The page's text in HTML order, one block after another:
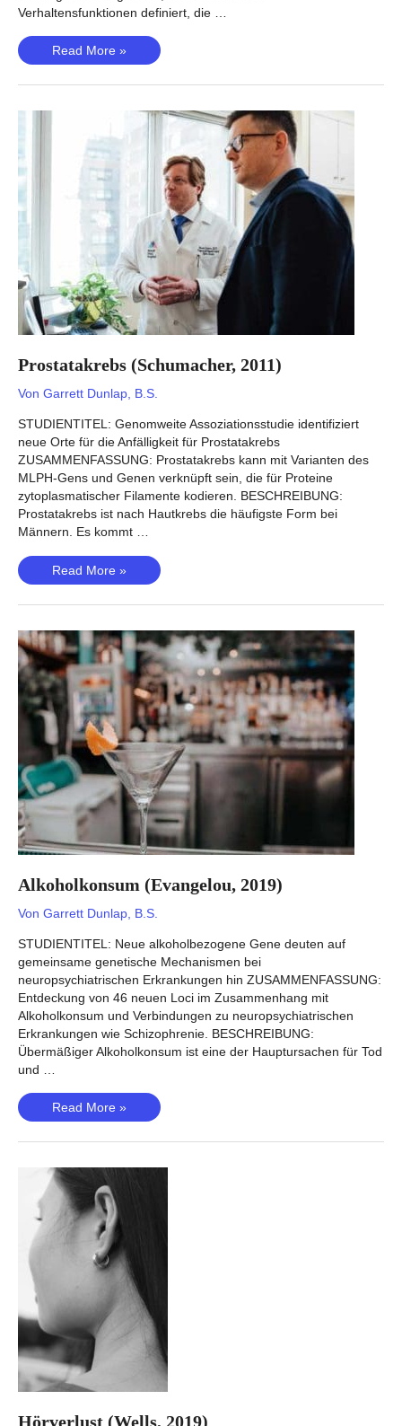
Verhaltensfunktionen definiert, die …
PTBS
(Logue,
2012)
Read More »
Prostatakrebs (Schumacher, 2011)
Von Garrett Dunlap, B.S.
STUDIENTITEL: Genomweite Assoziationsstudie identifiziert
neue Orte für die Anfälligkeit für Prostatakrebs
ZUSAMMENFASSUNG: Prostatakrebs kann mit Varianten des
MLPH-Gens und Genen verknüpft sein, die für Proteine
zytoplasmatischer Filamente kodieren. BESCHREIBUNG:
Prostatakrebs ist nach Hautkrebs die häufigste Form bei
Männern. Es kommt …
Prostatakrebs
(Schumacher,
2011)
Read More »
Alkoholkonsum (Evangelou, 2019)
Von Garrett Dunlap, B.S.
STUDIENTITEL: Neue alkoholbezogene Gene deuten auf
gemeinsame genetische Mechanismen bei
neuropsychiatrischen Erkrankungen hin ZUSAMMENFASSUNG:
Entdeckung von 46 neuen Loci im Zusammenhang mit
Alkoholkonsum und Verbindungen zu neuropsychiatrischen
Erkrankungen wie Schizophrenie. BESCHREIBUNG:
Übermäßiger Alkoholkonsum ist eine der Hauptursachen für Tod
und …
Alkoholkonsum
(Evangelou,
2019)
Read More »
Hörverlust (Wells, 2019)